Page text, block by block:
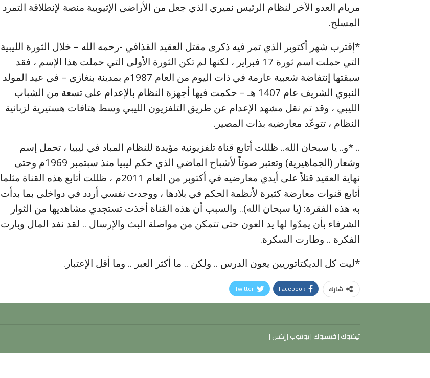
مريام العدو الآخر لنظام الرئيس نميري الذي جعل من الأراضي الإثيوبية منصة لإنطلاقة التمرد
المسلح.
*إقترب شهر أكتوبر الذي تمر فيه ذكرى مقتل العقيد القذافي -رحمه الله – خلال الثورة الليبية
التي حملت اسم ثورة 17 فبراير ، لكنها لم تكن الثورة الأولى التي حملت هذا الإسم ، فقد
سبقتها إنتفاضة شعبية عارمة في ذات اليوم من العام 1987م بمدينة بنغازي – في عيد المولد
النبوي الشريف عام 1407 هـ – حكمت فيها أجهزة النظام بالإعدام على تسعة من الشباب
الليبي ، وقد تم نقل مشهد الإعدام عن طريق التلفزيون الليبي وسط هتافات هستيرية لزبانية
النظام ، تتوعّد معارضيه بذات المصير.
.. *و.. يا سبحان الله.. ظللت أتابع قناة تلفزيونية مؤيدة للنظام المباد في ليبيا ، تحمل إسم
وشعار (الجماهيرية) وتعتبر صوتاً لأشباح الماضي الذي حكم ليبيا منذ سبتمبر 1969م وحتى
نهاية العقيد قتلاً على أيدي معارضيه في أكتوبر من العام 2011م ، ظللت أتابع هذه القناة مثلما
أتابع قنوات معارضة كثيرة لأنظمة الحكم في بلادها ، ووجدت نفسي أردد في دواخلي بما بدأت
به هذه الفقرة: (يا سبحان الله).. والسبب أن هذه القناة أخذت تستجدي مشاهديها من الثوار
الشرفاء بأن يمدّوا لها يد العون حتى تتمكن من مواصلة البث والإرسال .. لقد نفد المال وبارت
الفكرة .. وطارت السكرة.
*ليت كل الديكتاتوريين يعون الدرس .. ولكن .. ما أكثر العبر .. وما أقل الإعتبار.
شارك Facebook
Twitter
تيكتوك| فيسبوك |يوتيوب |إكس |